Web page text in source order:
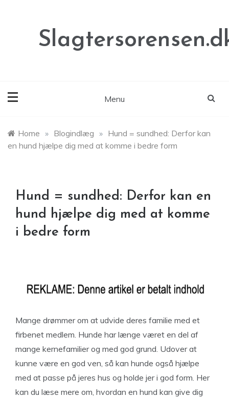
Menu
Home » Blogindlæg » Hund = sundhed: Derfor kan
en hund hjælpe dig med at komme i bedre form
Hund = sundhed: Derfor kan en
hund hjælpe dig med at komme
i bedre form
Mange drømmer om at udvide deres familie med et
firbenet medlem. Hunde har længe været en del af
mange kernefamilier og med god grund. Udover at
kunne være en god ven, så kan hunde også hjælpe
med at passe på jeres hus og holde jer i god form. Her
kan du læse mere om, hvordan en hund kan give dig